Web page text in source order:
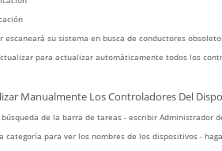
escaneará su sistema en busca de conductores
para actualizar automáticamente todos los
Manualmente Los Controladores Del
de la barra de tareas - escribir Administrador
categoría para ver los nombres de los dispositivos -